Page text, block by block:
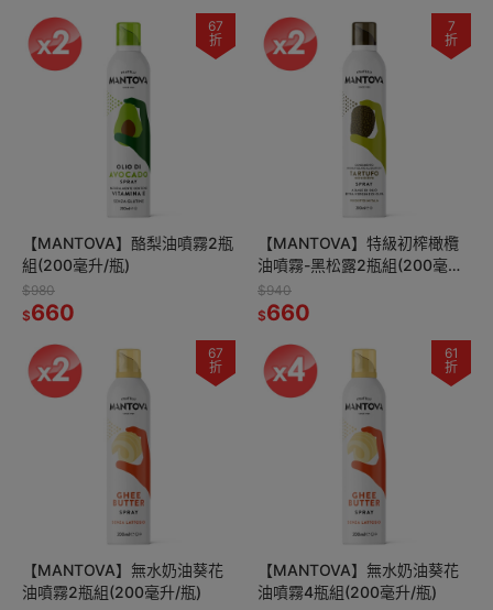
67
折
【MANTOVA】酪梨油噴霧2瓶
組(200毫升/瓶)
$980
$660
7
折
【MANTOVA】特級初榨橄欖
油噴霧-黑松露2瓶組(200毫升/
瓶)
$940
$660
67
折
【MANTOVA】無水奶油葵花
油噴霧2瓶組(200毫升/瓶)
61
折
【MANTOVA】無水奶油葵花
油噴霧4瓶組(200毫升/瓶)